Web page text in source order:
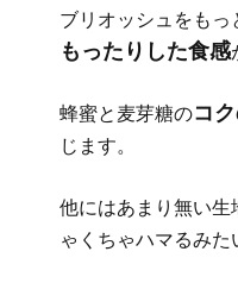
ブリオッシュをもっ
もったりした食感
蜂蜜と麦芽糖のコ
じます。
他にはあまり無い生
ゃくちゃハマるみた